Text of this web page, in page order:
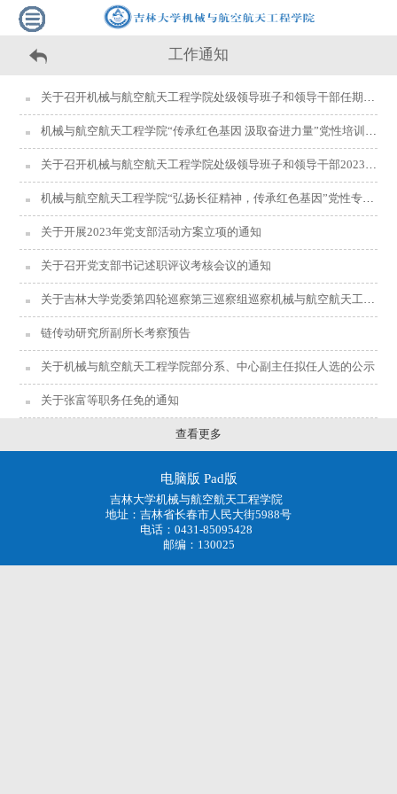
工作通知
关于召开机械与航空航天工程学院处级领导班子和领导干部任期考核（集中调整考核）述职测评会议的通知
机械与航空航天工程学院“传承红色基因 汲取奋进力量”党性培训通知
关于召开机械与航空航天工程学院处级领导班子和领导干部2023年年度考核述职测评会议的通知
机械与航空航天工程学院“弘扬长征精神，传承红色基因”党性专题培训通知
关于开展2023年党支部活动方案立项的通知
关于召开党支部书记述职评议考核会议的通知
关于吉林大学党委第四轮巡察第三巡察组巡察机械与航空航天工程学院党委的公告
链传动研究所副所长考察预告
关于机械与航空航天工程学院部分系、中心副主任拟任人选的公示
关于张富等职务任免的通知
查看更多
电脑版 Pad版
吉林大学机械与航空航天工程学院
地址：吉林省长春市人民大街5988号
电话：0431-85095428
邮编：130025